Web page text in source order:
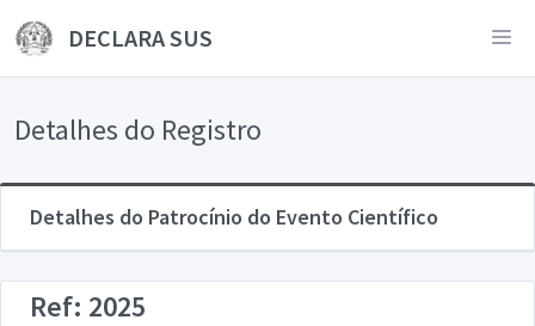
DECLARA SUS
Detalhes do Registro
Detalhes do Patrocínio do Evento Científico
Ref: 2025